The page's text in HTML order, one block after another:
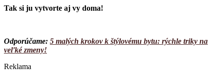
Tak si ju vytvorte aj vy doma!
Odporúčame: 5 malých krokov k štýlovému bytu: rýchle triky na
veľké zmeny!
Reklama